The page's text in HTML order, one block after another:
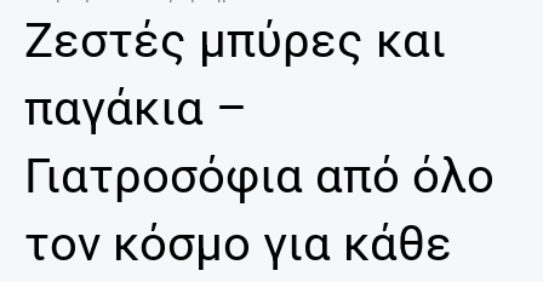
Ζεστές μπύρες και
παγάκια –
Γιατροσόφια από όλο
τον κόσμο για κάθε